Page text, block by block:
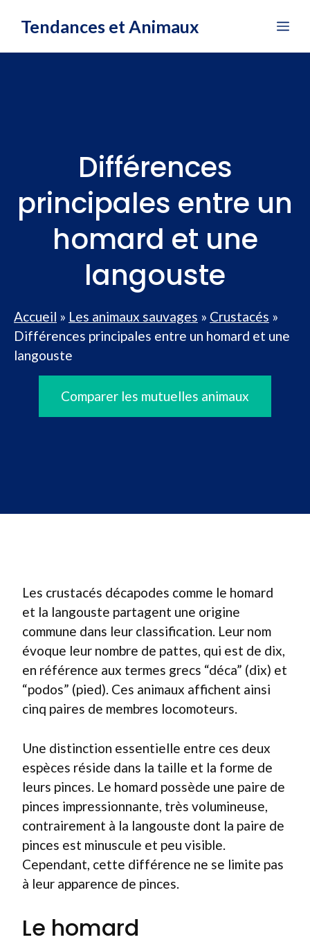
Tendances et Animaux
Différences
principales entre un
homard et une
langouste
Accueil » Les animaux sauvages » Crustacés »
Différences principales entre un homard et une
langouste
Comparer les mutuelles animaux
Les crustacés décapodes comme le homard
et la langouste partagent une origine
commune dans leur classification. Leur nom
évoque leur nombre de pattes, qui est de dix,
en référence aux termes grecs “déca” (dix) et
“podos” (pied). Ces animaux affichent ainsi
cinq paires de membres locomoteurs.
Une distinction essentielle entre ces deux
espèces réside dans la taille et la forme de
leurs pinces. Le homard possède une paire de
pinces impressionnante, très volumineuse,
contrairement à la langouste dont la paire de
pinces est minuscule et peu visible.
Cependant, cette différence ne se limite pas
à leur apparence de pinces.
Le homard